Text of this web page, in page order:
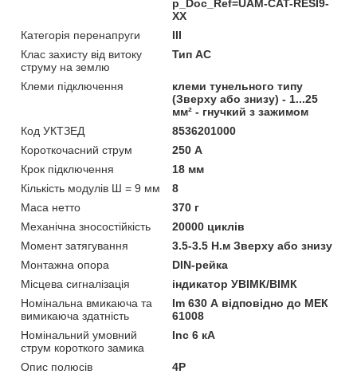
p_Doc_Ref=UAM-CAT-RESI9-
XX
Категорія перенапруги
ІІІ
Клас захисту від витоку
струму на землю
Тип АС
Клеми підключення
клеми тунельного типу
(Зверху або знизу) - 1...25
мм² - гнучкий з зажимом
Код УКТЗЕД
8536201000
Короткочасний струм
250 А
Крок підключення
18 мм
Кількість модулів Ш = 9 мм
8
Маса нетто
370 г
Механічна зносостійкість
20000 циклів
Момент затягування
3.5-3.5 Н.м Зверху або знизу
Монтажна опора
DIN-рейка
Місцева сигналізація
iндикатор УВІМК/ВІМК
Номінальна вмикаюча та
вимикаюча здатність
Im 630 А відповідно до МЕК
61008
Номінальний умовний
струм короткого замика
Inc 6 кА
Опис полюсів
4P